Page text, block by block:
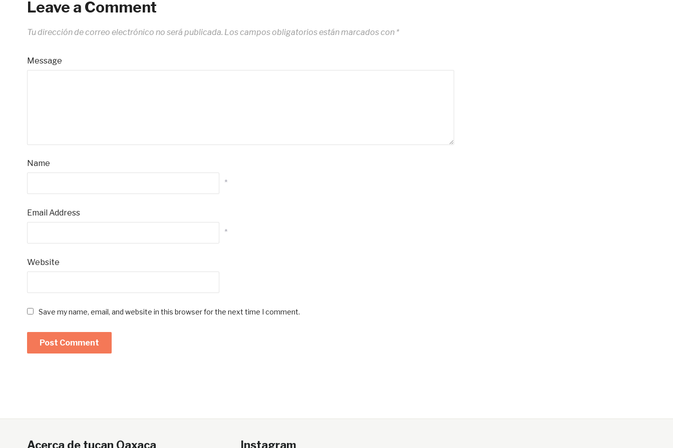
Leave a Comment
Tu dirección de correo electrónico no será publicada. Los campos obligatorios están marcados con *
Message
Name
*
Email Address
*
Website
Save my name, email, and website in this browser for the next time I comment.
Acerca de tucan Oaxaca Instagram